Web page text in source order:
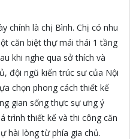
chính là chị Bình. Chị có nhu
căn biệt thự mái thái 1 tầng
khi nghe qua sở thích và
đội ngũ kiến trúc sư của Nội
chọn phong cách thiết kế
gian sống thực sự ưng ý
trình thiết kế và thi công căn
hài lòng từ phía gia chủ.